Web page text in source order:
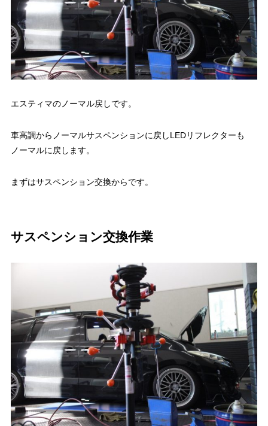
エスティマのノーマル戻しです。
車高調からノーマルサスペンションに戻しLEDリフレクターも
ノーマルに戻します。
まずはサスペンション交換からです。
サスペンション交換作業